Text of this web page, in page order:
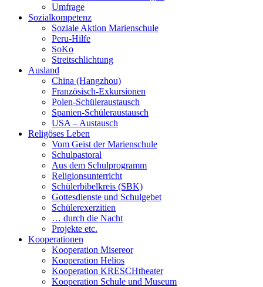
Umfrage
Sozialkompetenz
Soziale Aktion Marienschule
Peru-Hilfe
SoKo
Streitschlichtung
Ausland
China (Hangzhou)
Französisch-Exkursionen
Polen-Schüleraustausch
Spanien-Schüleraustausch
USA – Austausch
Religöses Leben
Vom Geist der Marienschule
Schulpastoral
Aus dem Schulprogramm
Religionsunterricht
Schülerbibelkreis (SBK)
Gottesdienste und Schulgebet
Schülerexerzitien
… durch die Nacht
Projekte etc.
Kooperationen
Kooperation Misereor
Kooperation Helios
Kooperation KRESCHtheater
Kooperation Schule und Museum